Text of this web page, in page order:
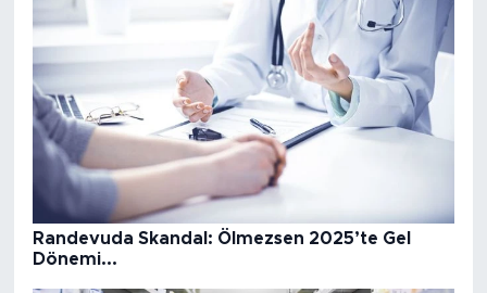
Randevuda Skandal: Ölmezsen 2025’te Gel
Dönemi...